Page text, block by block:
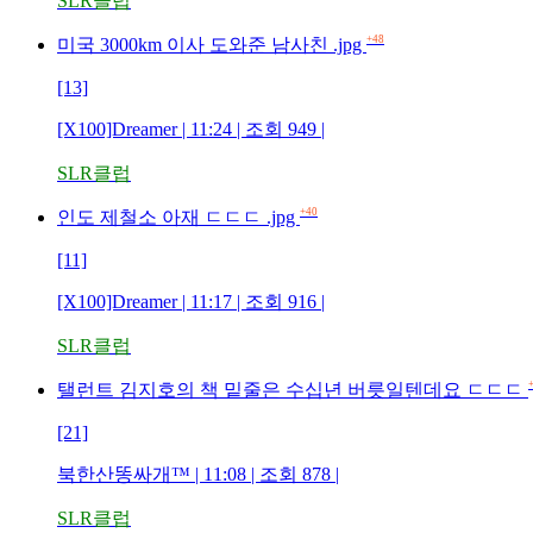
미국 3000km 이사 도와준 남사친 .jpg +48
[13]
[X100]Dreamer | 11:24 | 조회 949 |
SLR클럽
인도 제철소 아재 ㄷㄷㄷ .jpg +40
[11]
[X100]Dreamer | 11:17 | 조회 916 |
SLR클럽
탤런트 김지호의 책 밑줄은 수십년 버릇일텐데요 ㄷㄷㄷ
[21]
북한산똥싸개™ | 11:08 | 조회 878 |
SLR클럽